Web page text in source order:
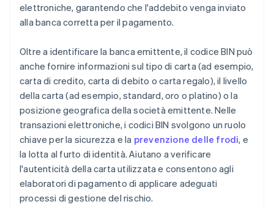
elettroniche, garantendo che l'addebito venga inviato
alla banca corretta per il pagamento.
Oltre a identificare la banca emittente, il codice BIN può
anche fornire informazioni sul tipo di carta (ad esempio,
carta di credito, carta di debito o carta regalo), il livello
della carta (ad esempio, standard, oro o platino) o la
posizione geografica della società emittente. Nelle
transazioni elettroniche, i codici BIN svolgono un ruolo
chiave per la sicurezza e la prevenzione delle frodi, e
la lotta al furto di identità. Aiutano a verificare
l'autenticità della carta utilizzata e consentono agli
elaboratori di pagamento di applicare adeguati
processi di gestione del rischio.